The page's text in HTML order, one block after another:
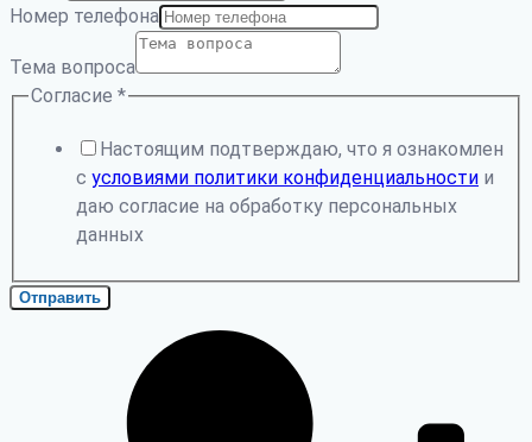
Номер телефона
Тема вопроса
Согласие *
Настоящим подтверждаю, что я ознакомлен
с условиями политики конфиденциальности и
даю согласие на обработку персональных
данных
Отправить